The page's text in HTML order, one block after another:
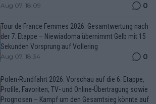
Aug 07, 18:09 0
Tour de France Femmes 2026: Gesamtwertung nach
der 7. Etappe – Niewiadoma übernimmt Gelb mit 15
Sekunden Vorsprung auf Vollering
Aug 07, 18:34 0
Polen-Rundfahrt 2026: Vorschau auf die 6. Etappe,
Profile, Favoriten, TV- und Online-Übertragung sowie
Prognosen – Kampf um den Gesamtsieg könnte auf